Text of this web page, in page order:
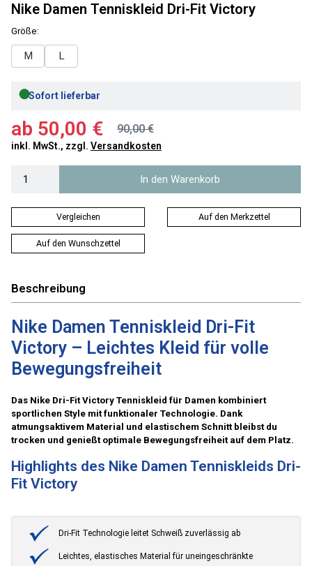
Nike Damen Tenniskleid Dri-Fit Victory
Größe:
M L
●Sofort lieferbar
ab 50,00 € 90,00 €
inkl. MwSt., zzgl. Versandkosten
In den Warenkorb
Vergleichen Auf den Merkzettel
Auf den Wunschzettel
Beschreibung
Nike Damen Tenniskleid Dri-Fit
Victory – Leichtes Kleid für volle
Bewegungsfreiheit
Das Nike Dri-Fit Victory Tenniskleid für Damen kombiniert
sportlichen Style mit funktionaler Technologie. Dank
atmungsaktivem Material und elastischem Schnitt bleibst du
trocken und genießt optimale Bewegungsfreiheit auf dem Platz.
Highlights des Nike Damen Tenniskleids Dri-
Fit Victory
Dri-Fit Technologie leitet Schweiß zuverlässig ab
Leichtes, elastisches Material für uneingeschränkte